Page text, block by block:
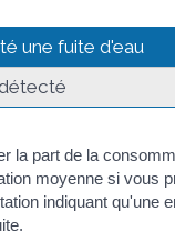
une fuite d'eau
la part de la
moyenne si vous
indiquant qu'une